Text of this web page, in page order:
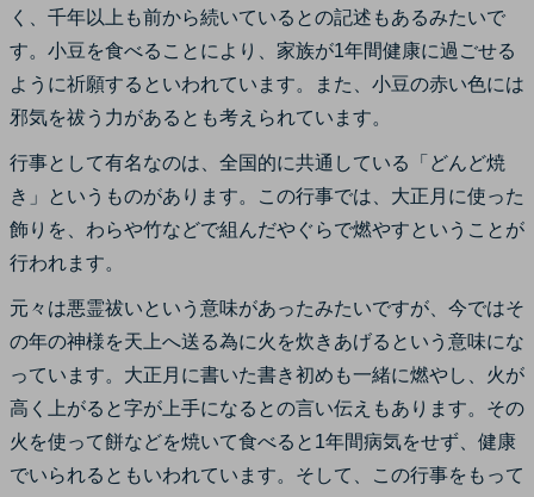
く、千年以上も前から続いているとの記述もあるみたいで
す。小豆を食べることにより、家族が1年間健康に過ごせる
ように祈願するといわれています。また、小豆の赤い色には
邪気を祓う力があるとも考えられています。
行事として有名なのは、全国的に共通している「どんど焼
き」というものがあります。この行事では、大正月に使った
飾りを、わらや竹などで組んだやぐらで燃やすということが
行われます。
元々は悪霊祓いという意味があったみたいですが、今ではそ
の年の神様を天上へ送る為に火を炊きあげるという意味にな
っています。大正月に書いた書き初めも一緒に燃やし、火が
高く上がると字が上手になるとの言い伝えもあります。その
火を使って餅などを焼いて食べると1年間病気をせず、健康
でいられるともいわれています。そして、この行事をもって